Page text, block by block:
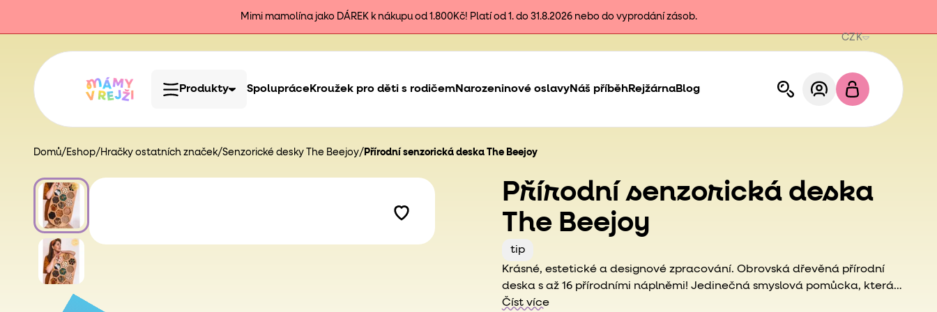
Mimi mamolína jako DÁREK k nákupu od 1.800Kč! Platí od 1. do 31.8.2026 nebo do vyprodání zásob.
CZK
Produkty SpolupráceKroužek pro děti s rodičemNarozeninové oslavyNáš příběhRejžárnaBlog
Domů/ Eshop/ Hračky ostatních značek/Senzorické desky The Beejoy/ Přírodní senzorická deska The Beejoy
Přírodní senzorická deska
The Beejoy
tip
Krásné, estetické a designové zpracování. Obrovská dřevěná přírodní
deska s až 16 přírodními náplněmi! Jedinečná smyslová pomůcka, která
poskytuje na tak malém prostoru nepředstavitelné množství zážitků pro
Číst více